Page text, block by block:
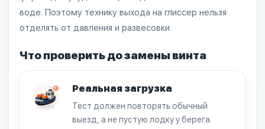
воде. Поэтому технику выхода на глиссер нельзя
отделять от давления и развесовки.
Что проверить до замены винта
Реальная загрузка
Тест должен повторять обычный
выезд, а не пустую лодку у берега.